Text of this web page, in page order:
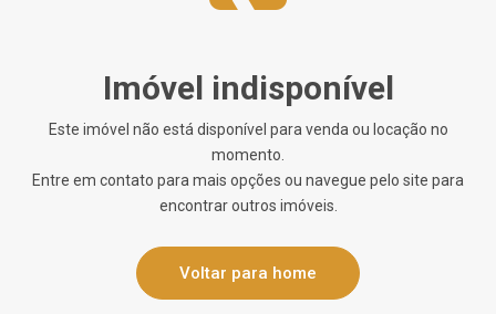
Imóvel indisponível
Este imóvel não está disponível para venda ou locação no
momento.
Entre em contato para mais opções ou navegue pelo site para
encontrar outros imóveis.
Voltar para home